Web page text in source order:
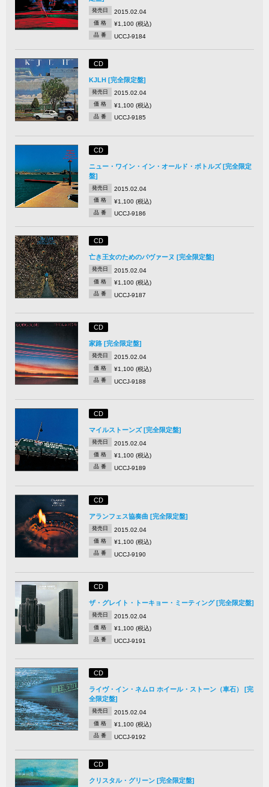
発売日 2015.02.04
価 格 ¥1,100 (税込)
品 番 UCCJ-9184
CD
KJLH [完全限定盤]
発売日 2015.02.04
価 格 ¥1,100 (税込)
品 番 UCCJ-9185
CD
ニュー・ワイン・イン・オールド・ボトルズ [完全限定
盤]
発売日 2015.02.04
価 格 ¥1,100 (税込)
品 番 UCCJ-9186
CD
亡き王女のためのパヴァーヌ [完全限定盤]
発売日 2015.02.04
価 格 ¥1,100 (税込)
品 番 UCCJ-9187
CD
家路 [完全限定盤]
発売日 2015.02.04
価 格 ¥1,100 (税込)
品 番 UCCJ-9188
CD
マイルストーンズ [完全限定盤]
発売日 2015.02.04
価 格 ¥1,100 (税込)
品 番 UCCJ-9189
CD
アランフェス協奏曲 [完全限定盤]
発売日 2015.02.04
価 格 ¥1,100 (税込)
品 番 UCCJ-9190
CD
ザ・グレイト・トーキョー・ミーティング [完全限定盤]
発売日 2015.02.04
価 格 ¥1,100 (税込)
品 番 UCCJ-9191
CD
ライヴ・イン・ネムロ ホイール・ストーン（車石） [完
全限定盤]
発売日 2015.02.04
価 格 ¥1,100 (税込)
品 番 UCCJ-9192
CD
クリスタル・グリーン [完全限定盤]